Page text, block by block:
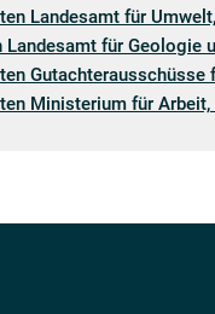
Landesamt für
Landesamt für Geologie
Ministerium für